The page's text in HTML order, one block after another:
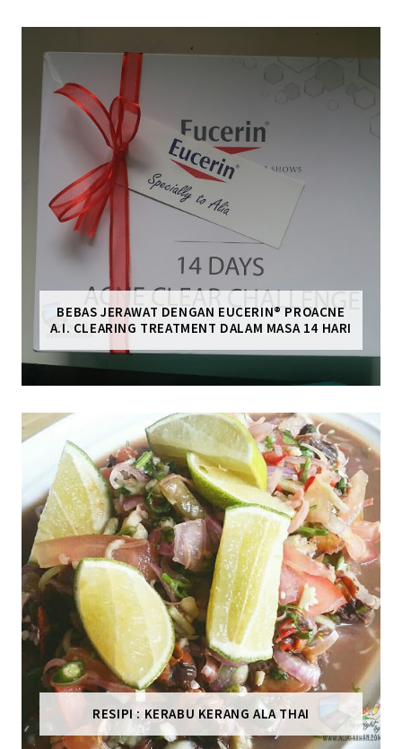
BEBAS JERAWAT DENGAN EUCERIN® PROACNE
A.I. CLEARING TREATMENT DALAM MASA 14 HARI
RESIPI : KERABU KERANG ALA THAI